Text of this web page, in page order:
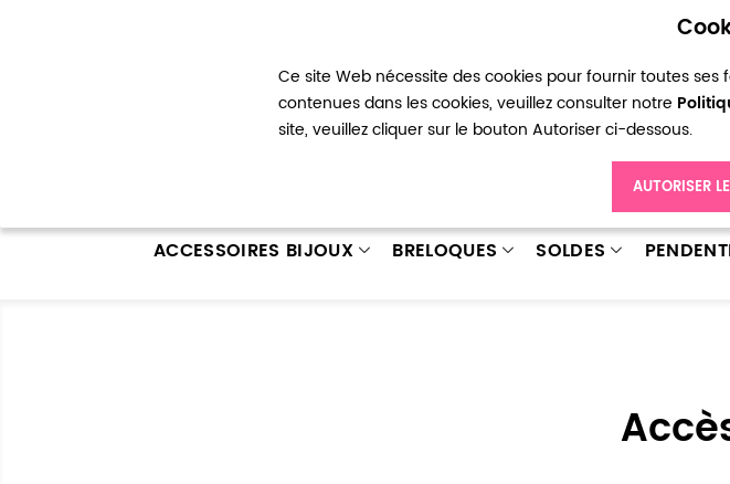
Ce site Web nécessite des cookies pour fournir toutes
contenues dans les cookies, veuillez consulter notre
site, veuillez cliquer sur le bouton Autoriser ci-dessous.
AUTORISER
Mon compte Ma liste d’envies
ACCESSOIRES BIJOUX BRELOQUES SOLDES